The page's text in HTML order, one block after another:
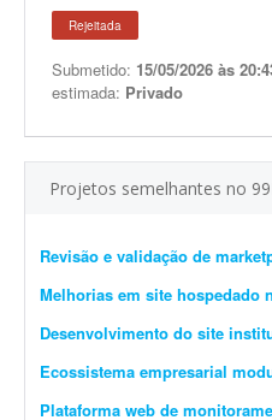
Rejeitada
Submetido: 15/05/2026 às
estimada: Privado
Projetos semelhantes no
Revisão e validação de
Melhorias em site hospedado
Desenvolvimento do site
Ecossistema empresarial